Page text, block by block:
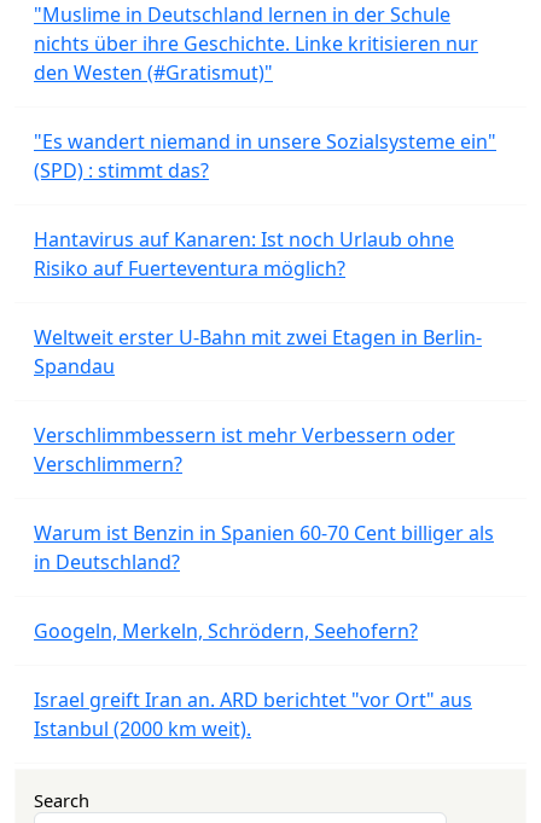
"Muslime in Deutschland lernen in der Schule
nichts über ihre Geschichte. Linke kritisieren nur
den Westen (#Gratismut)"
"Es wandert niemand in unsere Sozialsysteme ein"
(SPD) : stimmt das?
Hantavirus auf Kanaren: Ist noch Urlaub ohne
Risiko auf Fuerteventura möglich?
Weltweit erster U-Bahn mit zwei Etagen in Berlin-
Spandau
Verschlimmbessern ist mehr Verbessern oder
Verschlimmern?
Warum ist Benzin in Spanien 60-70 Cent billiger als
in Deutschland?
Googeln, Merkeln, Schrödern, Seehofern?
Israel greift Iran an. ARD berichtet "vor Ort" aus
Istanbul (2000 km weit).
Search